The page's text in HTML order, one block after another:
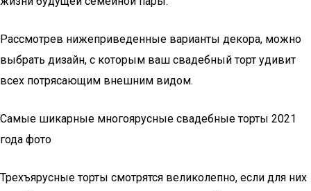
Рассмотрев нижеприведенные варианты декора, можно
выбрать дизайн, с которым ваш свадебный торт удивит
всех потрясающим внешним видом.
Самые шикарные многоярусные свадебные торты 2021
года фото
Трехъярусные торты смотрятся великолепно, если для них